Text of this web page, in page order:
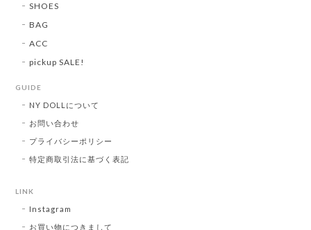
SHOES
BAG
ACC
pickup SALE!
GUIDE
NY DOLLについて
お問い合わせ
プライバシーポリシー
特定商取引法に基づく表記
LINK
Instagram
お買い物につきまして